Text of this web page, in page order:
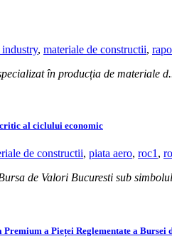
industry, materiale de constructii,
în producția de materiale
al ciclului economic
de constructii, piata aero, roc1 ,
de Valori Bucuresti sub
a Pieței Reglementate a Bursei